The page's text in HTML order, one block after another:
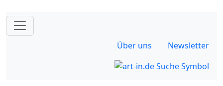
Über uns Newsletter